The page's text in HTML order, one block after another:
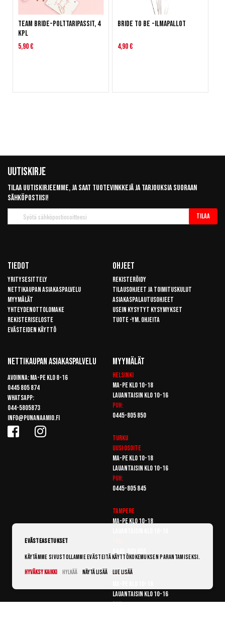
Team Bride-polttaripassit, 4
kpl
5,90 €
Bride to be -ilmapallot
4,90 €
Uutiskirje
Tilaa uutiskirjeemme, ja saat tuotevinkkejä ja tarjouksia suoraan
sähköpostiisi!
uutiskirje
Tilaa
Tiedot
Yritysesittely
Nettikaupan asiakaspalvelu
Myymälät
Yhteydenottolomake
Rekisteriseloste
Evästeiden käyttö
Ohjeet
Rekisteröidy
Tilausohjeet ja toimituskulut
Asiakaspalautusohjeet
Usein kysytyt kysymykset
Tuote -ym. ohjeita
Nettikaupan Asiakaspalvelu
Avoinna: Ma-pe klo 8-16
0445 805 874
Whatsapp:
044-5805873
info@punanaamio.fi
Myymälät
Helsinki
Ma-pe klo 10-18
Lauantaisin klo 10-16
Puh:
0445-805 850
Turku
Uusi osoite
Ma-pe klo 10-18
Lauantaisin klo 10-16
Puh:
0445-805 845
Tampere
Ma-pe klo 10-18
Vantaa
Lauantaisin klo 10-16
Puh:
Evästeasetukset
Käytämme sivustollamme evästeitä käyttökokemuksen parantamiseksi.
Hyväksy kaikki
Hylkää Näytä lisää Lue lisää